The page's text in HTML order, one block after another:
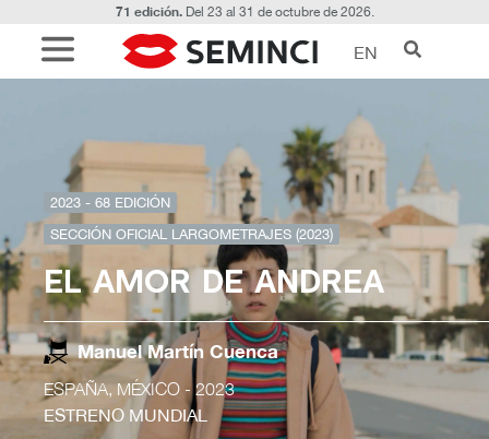
71 edición.Del 23 al 31 de octubre de 2026.
EN
2023 - 68 EDICIÓN
SECCIÓN OFICIAL LARGOMETRAJES (2023)
EL AMOR DE ANDREA
Manuel Martín Cuenca
ESPAÑA, MÉXICO - 2023
ESTRENO MUNDIAL